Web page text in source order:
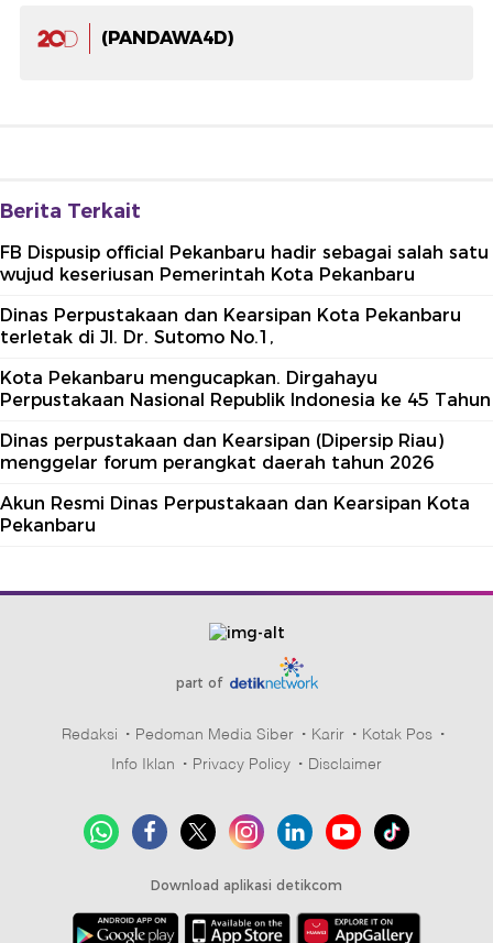
(PANDAWA4D)
Berita Terkait
FB Dispusip official Pekanbaru hadir sebagai salah satu
wujud keseriusan Pemerintah Kota Pekanbaru
Dinas Perpustakaan dan Kearsipan Kota Pekanbaru
terletak di Jl. Dr. Sutomo No.1,
Kota Pekanbaru mengucapkan. Dirgahayu
Perpustakaan Nasional Republik Indonesia ke 45 Tahun
Dinas perpustakaan dan Kearsipan (Dipersip Riau)
menggelar forum perangkat daerah tahun 2026
Akun Resmi Dinas Perpustakaan dan Kearsipan Kota
Pekanbaru
part of
Redaksi Pedoman Media Siber Karir
Kotak Pos
Info Iklan
Privacy Policy Disclaimer
Download aplikasi detikcom